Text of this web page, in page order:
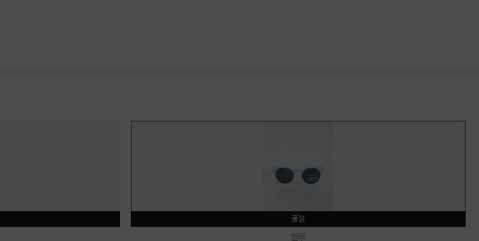
품절
블루